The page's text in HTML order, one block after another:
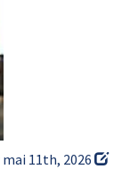
mai 11th, 2026